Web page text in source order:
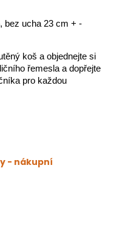
bez ucha 23 cm + -
koš a objednejte si
řemesla a dopřejte
pro každou
- nákupní